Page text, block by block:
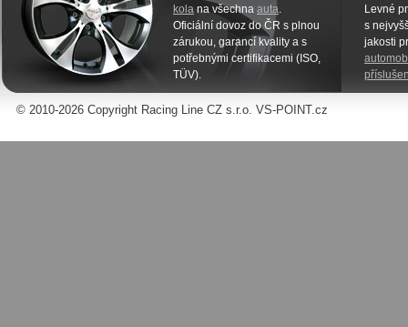
kola na všechna auta.
Oficiální dovoz do ČR s plnou
zárukou, garancí kvality a s
potřebnými certifikacemi (ISO,
TÜV).
Levné
s
jakosti
© 2010-2026 Copyright Racing Line CZ s.r.o. VS-POINT.cz